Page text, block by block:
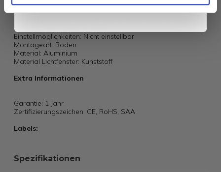
Dimmbar: Ja
Typ des Sensors: Kein Sensor
Smart Home Plattform: Keine
Einstellmöglichkeiten: Nicht einstellbar
Montageart: Boden
Material: Aluminium
Material Lichtfenster: Kunststoff
Extra Informationen
Garantie: 1 Jahr
Zertifizierungszeichen: CE, RoHS, SAA
Labels:
Spezifikationen